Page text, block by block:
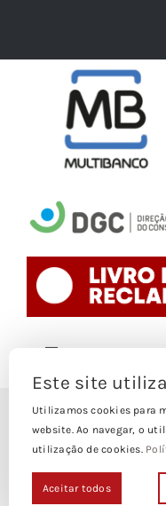
Navigation
Termos e Condições
©
Loja Edições Piaget
direitos
Este site
Utilizamos cookies para
website. Ao navegar, o
utilização de cookies.
Aceitar todos